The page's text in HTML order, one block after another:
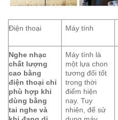
Điện thoại Máy tính
Nghe nhạc
chất lượng
cao bằng
điện thoại chỉ
phù hợp khi
dùng bằng
tai nghe và
Máy tính là
một lựa chon
tương đối tốt
trong thời
điểm hiện
nay. Tuy
nhiên, để sử